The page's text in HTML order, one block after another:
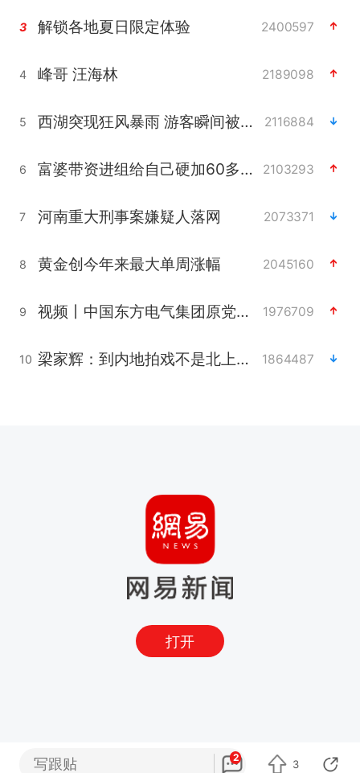
3 解锁各地夏日限定体验 2400597
4 峰哥 汪海林 2189098
5 西湖突现狂风暴雨 游客瞬间被浇透 2116884
6 富婆带资进组给自己硬加60多场吻戏 2103293
7 河南重大刑事案嫌疑人落网 2073371
8 黄金创今年来最大单周涨幅 2045160
9 视频丨中国东方电气集团原党组副书记、董事宋致远被查 1976709
10 梁家辉：到内地拍戏不是北上是回归 1864487
打开
写跟贴 2
3